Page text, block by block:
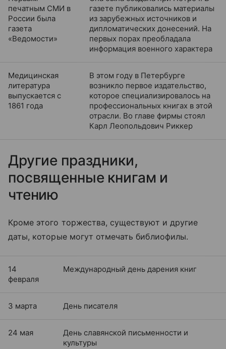
печатным СМИ в
России была
газета
«Ведомости»
газете публиковались материалы
из зарубежных источников и
дипломатических донесений. На
первых порах преобладала
информация военного характера
Медицинская
литература
выпускается с
1861 года
В этом году в Петербурге
возникло первое издательство,
которое специализировалось на
профессиональных книгах в этой
отрасли. Во главе фирмы стоял
Карл Леопольдович Риккер
Другие праздники,
посвященные книгам и
чтению
Кроме этого торжества, существуют и другие
даты, которые могут отмечать библиофилы.
14
февраля
Международный день дарения книг
3 марта День писателя
24 мая
День славянской письменности и
культуры